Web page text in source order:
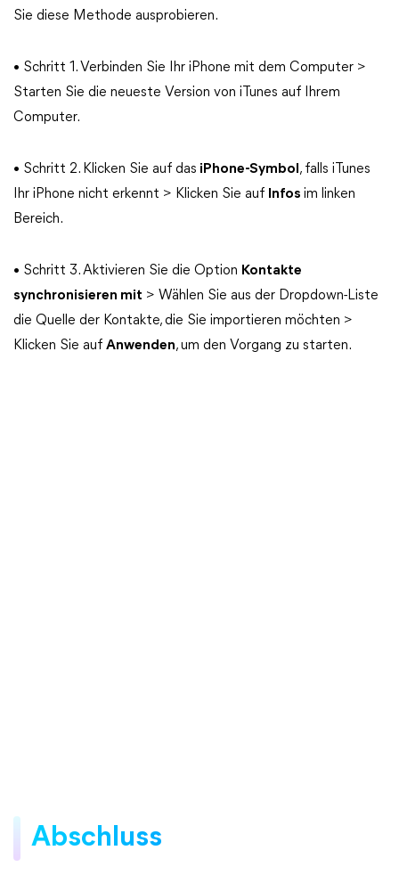
Sie diese Methode ausprobieren.
• Schritt 1. Verbinden Sie Ihr iPhone mit dem Computer >
Starten Sie die neueste Version von iTunes auf Ihrem
Computer.
• Schritt 2. Klicken Sie auf das iPhone-Symbol , falls iTunes
Ihr iPhone nicht erkennt > Klicken Sie auf Infos im linken
Bereich.
• Schritt 3. Aktivieren Sie die Option Kontakte
synchronisieren mit > Wählen Sie aus der Dropdown-Liste
die Quelle der Kontakte, die Sie importieren möchten >
Klicken Sie auf Anwenden, um den Vorgang zu starten.
Abschluss